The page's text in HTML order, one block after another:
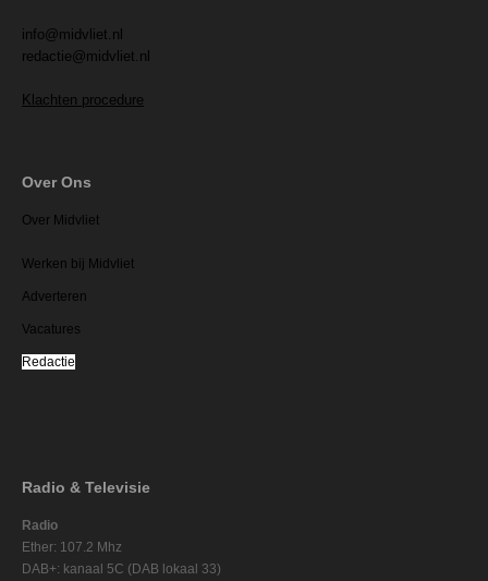
info@midvliet.nl
redactie@midvliet.nl
Klachten procedure
Over Ons
Over Midvliet
Werken bij Midvliet
Adverteren
Vacatures
Redactie
Radio & Televisie
Radio
Ether: 107.2 Mhz
DAB+: kanaal 5C (DAB lokaal 33)